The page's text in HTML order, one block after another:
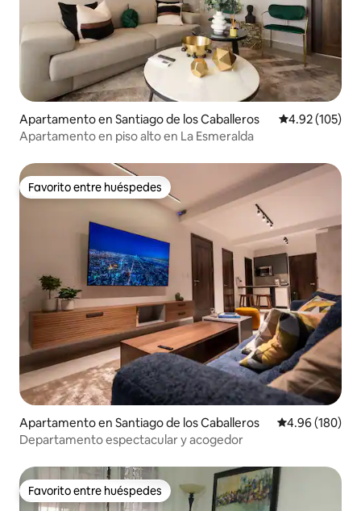
Apartamento en Santiago de los Caballeros Calificación
4.92 (105)
Apartamento en piso alto en La Esmeralda
Favorito entre huéspedes
Favorito entre huéspedes
Apartamento en Santiago de los Caballeros Calificación
4.96 (180)
Departamento espectacular y acogedor
Favorito entre huéspedes
Favorito entre huéspedes